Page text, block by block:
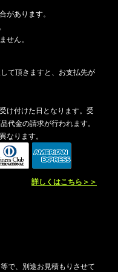
あります。
せん。
て頂きますと、お支払先が
け付けた日となります。受
代金の請求が行われます。
なります。
詳しくはこちら＞＞
で、別途お見積もりさせて